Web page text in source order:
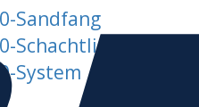
Sandfang
Schachtliste
System